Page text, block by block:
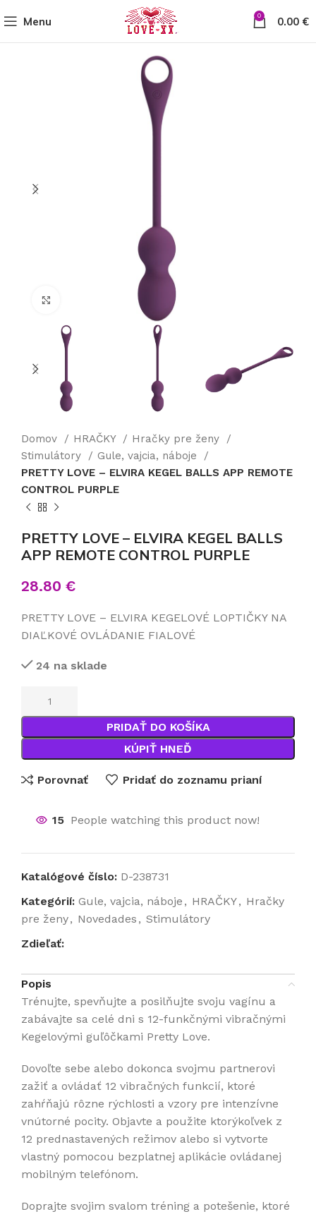
Menu 0 0.00 €
Click to enlarge
Domov HRAČKY
Hračky pre ženy
Stimulátory
Gule, vajcia, náboje
PRETTY LOVE – ELVIRA KEGEL BALLS APP REMOTE
CONTROL PURPLE
PRETTY LOVE – ELVIRA KEGEL BALLS
APP REMOTE CONTROL PURPLE
28.80 €
PRETTY LOVE – ELVIRA KEGELOVÉ LOPTIČKY NA
DIAĽKOVÉ OVLÁDANIE FIALOVÉ
24 na sklade
PRIDAŤ DO KOŠÍKA
KÚPIŤ HNEĎ
Porovnať Pridať do zoznamu prianí
15 People watching this product now!
Katalógové číslo: D-238731
Kategórií: Gule, vajcia, náboje , HRAČKY, Hračky
pre ženy, Novedades , Stimulátory
Zdieľať:
Popis
Trénujte, spevňujte a posilňujte svoju vagínu a
zabávajte sa celé dni s 12-funkčnými vibračnými
Kegelovými guľôčkami Pretty Love.
Dovoľte sebe alebo dokonca svojmu partnerovi
zažiť a ovládať 12 vibračných funkcií, ktoré
zahŕňajú rôzne rýchlosti a vzory pre intenzívne
vnútorné pocity. Objavte a použite ktorýkoľvek z
12 prednastavených režimov alebo si vytvorte
vlastný pomocou bezplatnej aplikácie ovládanej
mobilným telefónom.
Doprajte svojim svalom tréning a potešenie, ktoré